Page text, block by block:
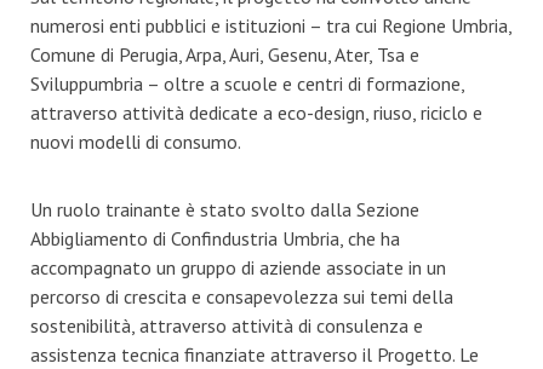
numerosi enti pubblici e istituzioni – tra cui Regione Umbria,
Comune di Perugia, Arpa, Auri, Gesenu, Ater, Tsa e
Sviluppumbria – oltre a scuole e centri di formazione,
attraverso attività dedicate a eco-design, riuso, riciclo e
nuovi modelli di consumo.
Un ruolo trainante è stato svolto dalla Sezione
Abbigliamento di Confindustria Umbria, che ha
accompagnato un gruppo di aziende associate in un
percorso di crescita e consapevolezza sui temi della
sostenibilità, attraverso attività di consulenza e
assistenza tecnica finanziate attraverso il Progetto. Le